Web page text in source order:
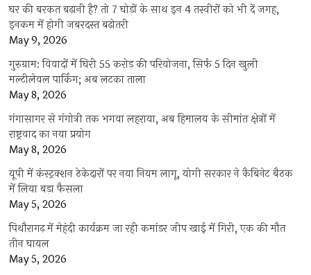
घर की बरकत बढ़ानी है? तो 7 घोड़ों के साथ इन 4 तस्वीरों को भी दें जगह,
इनकम में होगी जबरदस्त बढ़ोतरी
May 9, 2026
गुरुग्राम: विवादों में घिरी 55 करोड़ की परियोजना, सिर्फ 5 दिन खुली
मल्टीलेवल पार्किंग; अब लटका ताला
May 8, 2026
गंगासागर से गंगोत्री तक भगवा लहराया, अब हिमालय के सीमांत क्षेत्रों में
राष्ट्रवाद का नया प्रयोग
May 8, 2026
यूपी में कंस्ट्रक्शन ठेकेदारों पर नया नियम लागू, योगी सरकार ने कैबिनेट बैठक
में लिया बड़ा फैसला
May 5, 2026
पिथौरागढ़ में मेहंदी कार्यक्रम जा रही कमांडर जीप खाई में गिरी, एक की मौत
तीन घायल
May 5, 2026